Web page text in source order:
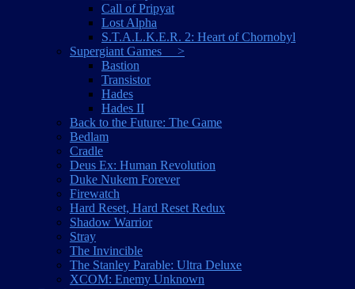
Call of Pripyat
Lost Alpha
S.T.A.L.K.E.R. 2: Heart of Chornobyl
Supergiant Games >
Bastion
Transistor
Hades
Hades II
Back to the Future: The Game
Bedlam
Cradle
Deus Ex: Human Revolution
Duke Nukem Forever
Firewatch
Hard Reset, Hard Reset Redux
Shadow Warrior
Stray
The Invincible
The Stanley Parable: Ultra Deluxe
XCOM: Enemy Unknown